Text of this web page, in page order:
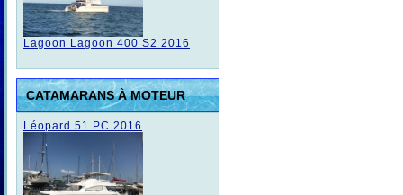
Lagoon Lagoon 400 S2 2016
CATAMARANS À MOTEUR
Léopard 51 PC 2016